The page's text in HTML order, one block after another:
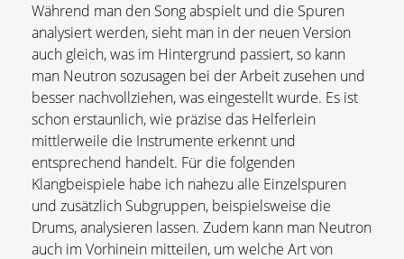
Während man den Song abspielt und die Spuren
analysiert werden, sieht man in der neuen Version
auch gleich, was im Hintergrund passiert, so kann
man Neutron sozusagen bei der Arbeit zusehen und
besser nachvollziehen, was eingestellt wurde. Es ist
schon erstaunlich, wie präzise das Helferlein
mittlerweile die Instrumente erkennt und
entsprechend handelt. Für die folgenden
Klangbeispiele habe ich nahezu alle Einzelspuren
und zusätzlich Subgruppen, beispielsweise die
Drums, analysieren lassen. Zudem kann man Neutron
auch im Vorhinein mitteilen, um welche Art von